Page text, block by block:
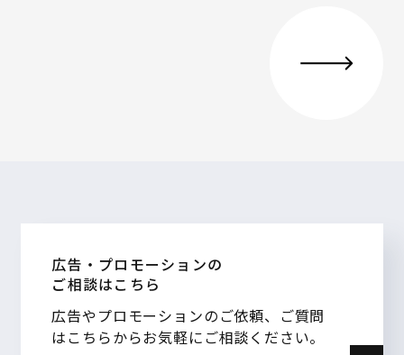
広告・プロモーションの
ご相談はこちら
広告やプロモーションのご依頼、ご質問
はこちらからお気軽にご相談ください。